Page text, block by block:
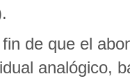
de que el
analógico,